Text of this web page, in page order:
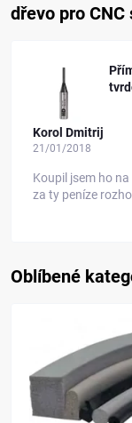
dřevo pro
Vasyl Spivák
17/10/2017
Děkuji za kvalitní
Oblíbené